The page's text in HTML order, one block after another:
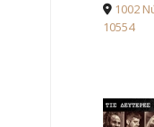
1002
10554